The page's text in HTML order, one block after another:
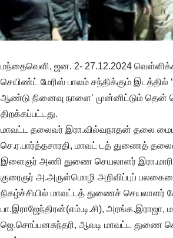
மந்தைவெளி, ஜன. 2- 27.12.2024
செயிண்ட் மேரிஸ் பாலம் சந்திக்கும் இடத்தில்
ஆண்டு நினைவு நாளை’ முன்னிட்டும் தென்
திறக்கப்பட்டது.
மாவட்ட தலைவர் இரா.வில்வநாதன் தலை
செ.ர.பார்த்தசாரதி, மாவட் டத் துணைத்
இளைஞர் அணி துணை செயலாளர்
குரைஞர் அ.அருள்மொழி அறிவிப்புப்
நிகழ்ச்சியில் மாவட்டத் துணைச் செயலாளர்
பா.இராஜேந்திரன்(எம்.டி.சி),
ஜெ.சொப்பனசுந்தரி, ஆவடி மாவட்ட துணை